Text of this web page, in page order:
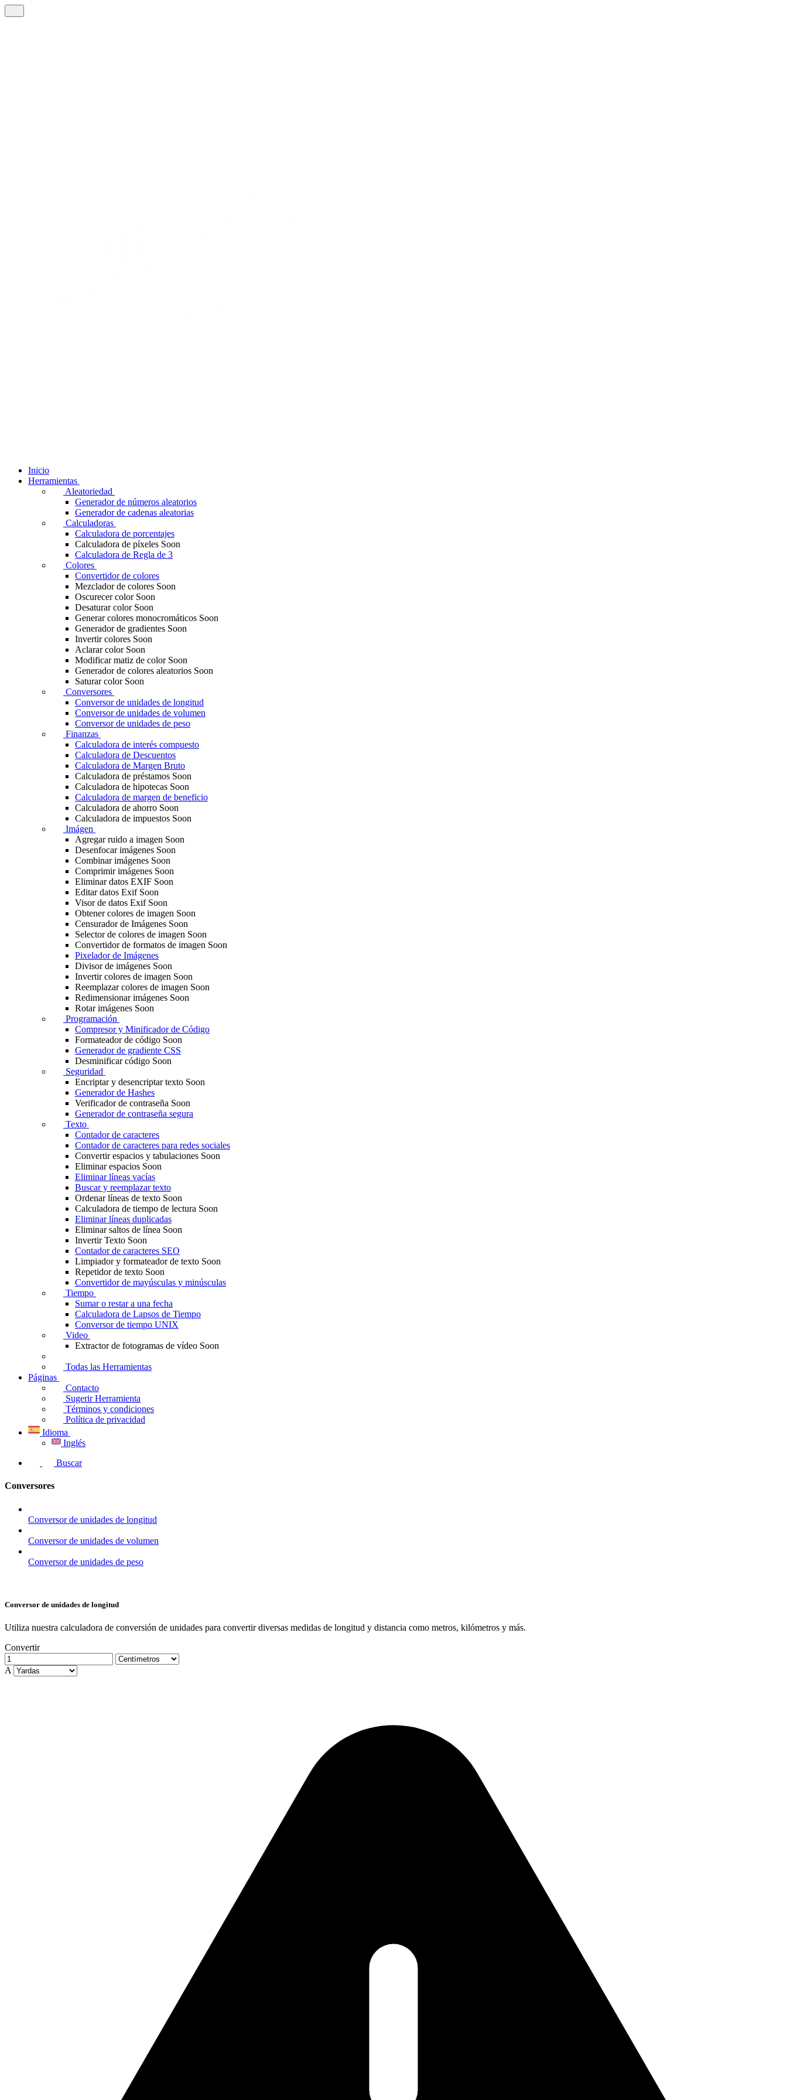
Inicio
Herramientas
Aleatoriedad
Generador de números aleatorios
Generador de cadenas aleatorias
Calculadoras
Calculadora de porcentajes
Calculadora de píxeles Soon
Calculadora de Regla de 3
Colores
Convertidor de colores
Mezclador de colores Soon
Oscurecer color Soon
Desaturar color Soon
Generar colores monocromáticos Soon
Generador de gradientes Soon
Invertir colores Soon
Aclarar color Soon
Modificar matiz de color Soon
Generador de colores aleatorios Soon
Saturar color Soon
Conversores
Conversor de unidades de longitud
Conversor de unidades de volumen
Conversor de unidades de peso
Finanzas
Calculadora de interés compuesto
Calculadora de Descuentos
Calculadora de Margen Bruto
Calculadora de préstamos Soon
Calculadora de hipotecas Soon
Calculadora de margen de beneficio
Calculadora de ahorro Soon
Calculadora de impuestos Soon
Imágen
Agregar ruido a imagen Soon
Desenfocar imágenes Soon
Combinar imágenes Soon
Comprimir imágenes Soon
Eliminar datos EXIF Soon
Editar datos Exif Soon
Visor de datos Exif Soon
Obtener colores de imagen Soon
Censurador de Imágenes Soon
Selector de colores de imagen Soon
Convertidor de formatos de imagen Soon
Pixelador de Imágenes
Divisor de imágenes Soon
Invertir colores de imagen Soon
Reemplazar colores de imagen Soon
Redimensionar imágenes Soon
Rotar imágenes Soon
Programación
Compresor y Minificador de Código
Formateador de código Soon
Generador de gradiente CSS
Desminificar código Soon
Seguridad
Encriptar y desencriptar texto Soon
Generador de Hashes
Verificador de contraseña Soon
Generador de contraseña segura
Texto
Contador de caracteres
Contador de caracteres para redes sociales
Convertir espacios y tabulaciones Soon
Eliminar espacios Soon
Eliminar líneas vacías
Buscar y reemplazar texto
Ordenar líneas de texto Soon
Calculadora de tiempo de lectura Soon
Eliminar líneas duplicadas
Eliminar saltos de línea Soon
Invertir Texto Soon
Contador de caracteres SEO
Limpiador y formateador de texto Soon
Repetidor de texto Soon
Convertidor de mayúsculas y minúsculas
Tiempo
Sumar o restar a una fecha
Calculadora de Lapsos de Tiempo
Conversor de tiempo UNIX
Video
Extractor de fotogramas de vídeo Soon
Todas las Herramientas
Páginas
Contacto
Sugerir Herramienta
Términos y condiciones
Política de privacidad
Idioma
Inglés
Buscar
Conversores
Conversor de unidades de longitud
Conversor de unidades de volumen
Conversor de unidades de peso
Conversor de unidades de longitud
Utiliza nuestra calculadora de conversión de unidades para convertir diversas medidas de longitud y distancia como metros, kilómetros y más.
Convertir
A